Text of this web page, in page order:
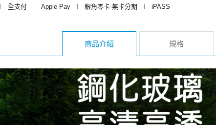
︱ 全支付 ︱ Apple Pay ︱ 銀角零卡-無卡分期 ︱
iPASS
商品介紹 規格